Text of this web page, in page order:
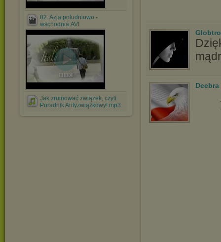
02. Azja południowo -
wschodnia.AVI
Jak zruinować związek, czyli
Poradnik Antyzwiązkowy!.mp3
Deebra